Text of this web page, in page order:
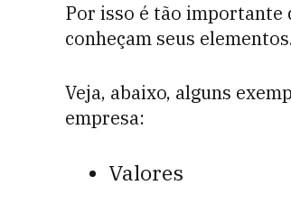
Por isso é tão importante
conheçam seus
Veja, abaixo, alguns
empresa:
Valores